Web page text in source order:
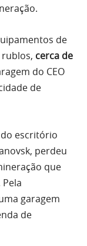
de
cerca de
do CEO
de
do escritório
perdeu
que
garagem
de